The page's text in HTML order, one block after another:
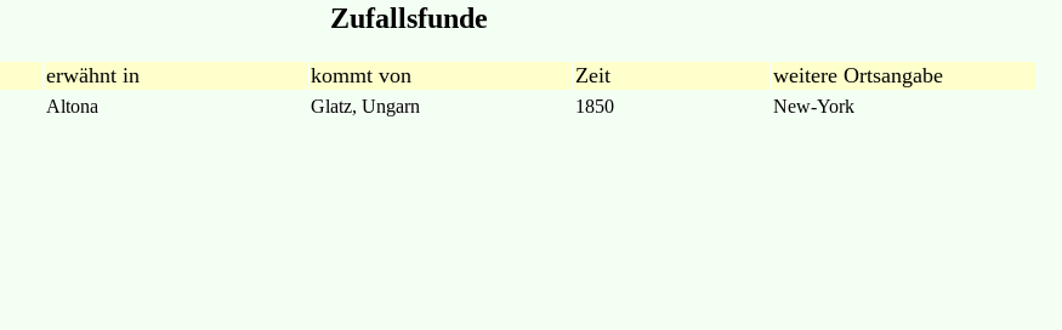
Zufallsfunde
erwähnt in kommt von Zeit weitere Ortsangabe
Altona Glatz, Ungarn 1850 New-York